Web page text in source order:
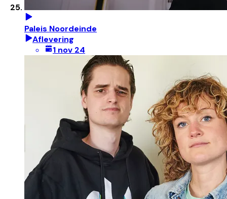
Paleis Noordeinde
Aflevering
1 nov 24